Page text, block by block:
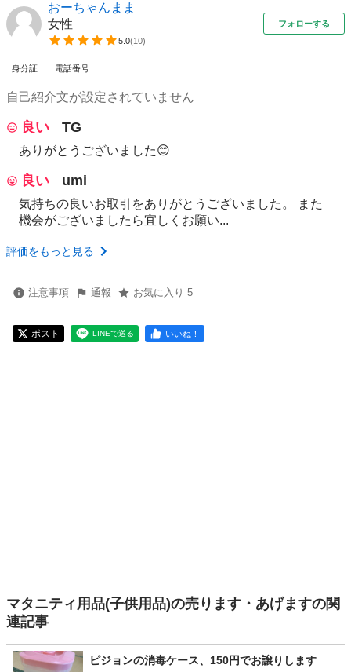
おーちゃんまま
女性
5.0(10)
フォローする
身分証 電話番号
自己紹介文が設定されていません
良い TG
ありがとうございました😊
良い umi
気持ちの良いお取引をありがとうございました。 また
機会がございましたら宜しくお願い...
評価をもっと見る
注意事項 通報 お気に入り 5
ポスト LINEで送る いいね！
マタニティ用品(子供用品)の売ります・あげますの関
連記事
ピジョンの消毒ケース、150円でお譲りします